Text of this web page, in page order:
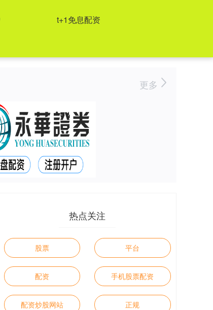
t+1免息配资
更多
热点关注
股票 平台
配资 手机股票配资
配资炒股网站 正规